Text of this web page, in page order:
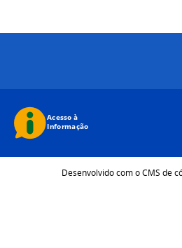
Desenvolvido com o CMS de